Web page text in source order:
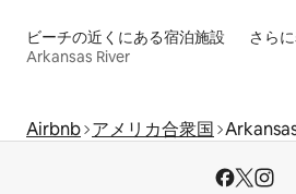
ビーチの近くにある宿泊施設
Arkansas River
さら
Airbnb アメリカ合衆国